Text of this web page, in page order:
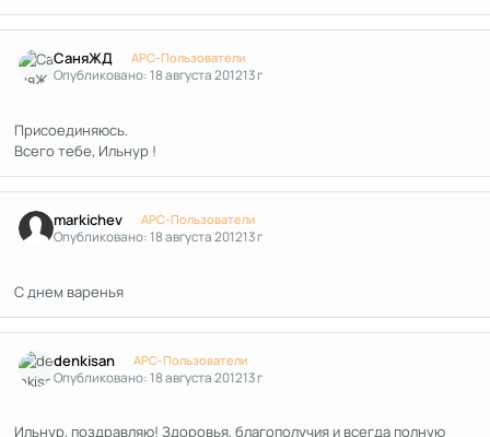
СаняЖД APC-Пользователи
Опубликовано:18 августа 201213 г
Присоединяюсь.
Всего тебе, Ильнур !
markichev APC-Пользователи
Опубликовано:18 августа 201213 г
С днем варенья
denkisan APC-Пользователи
Опубликовано:18 августа 201213 г
Ильнур, поздравляю! Здоровья, благополучия и всегда полную